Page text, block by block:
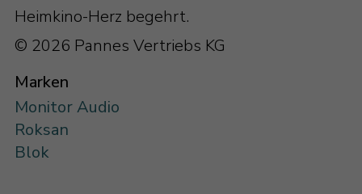
Heimkino-Herz begehrt.
© 2026 Pannes Vertriebs KG
Marken
Monitor Audio
Roksan
Blok